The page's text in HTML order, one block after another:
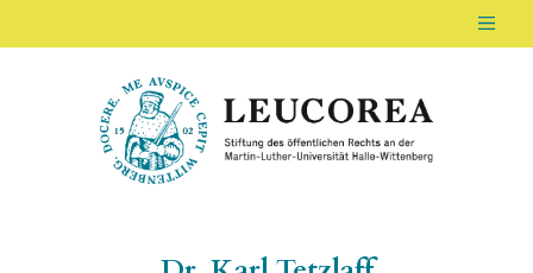
LEUCOREA DE
Stiftung des öffentlichen Rechts an der